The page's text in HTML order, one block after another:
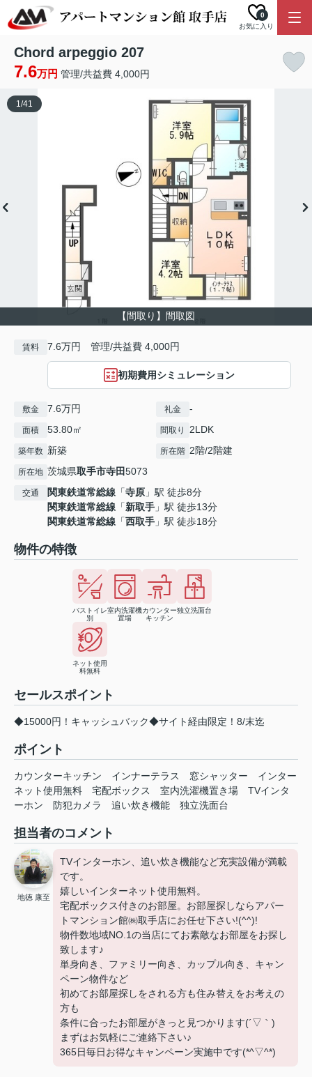
お気に入り
0
Chord arpeggio 207
7.6万円 管理/共益費 4,000円
【間取り】間取図
1/41
賃料 7.6万円 管理/共益費 4,000円
初期費用シミュレーション
敷金 7.6万円 礼金 -
面積 53.80㎡ 間取り 2LDK
築年数 新築 所在階 2階/2階建
所在地 茨城県取手市寺田5073
交通 関東鉄道常総線 「寺原 」駅 徒歩8分
関東鉄道常総線 「新取手 」駅 徒歩13分
関東鉄道常総線 「西取手 」駅 徒歩18分
物件の特徴
バストイレ
別
室内洗濯機
置場
カウンター
キッチン
独立洗面台
ネット使用
料無料
セールスポイント
◆15000円！キャッシュバック◆サイト経由限定！8/末迄
ポイント
カウンターキッチン インナーテラス 窓シャッター
インター
ネット使用無料
宅配ボックス 室内洗濯機置き場
TVインタ
ーホン
防犯カメラ 追い炊き機能 独立洗面台
担当者のコメント
地徳 康至
TVインターホン、追い炊き機能など充実設備が満載
です。
嬉しいインターネット使用無料。
宅配ボックス付きのお部屋。お部屋探しならアパー
トマンション館㈱取手店にお任せ下さい!(^^)!
物件数地域NO.1の当店にてお素敵なお部屋をお探し
致します♪
単身向き、ファミリー向き、カップル向き、キャン
ペーン物件など
初めてお部屋探しをされる方も住み替えをお考えの
方も
条件に合ったお部屋がきっと見つかります(´▽｀)
まずはお気軽にご連絡下さい♪
365日毎日お得なキャンペーン実施中です(*^▽^*)